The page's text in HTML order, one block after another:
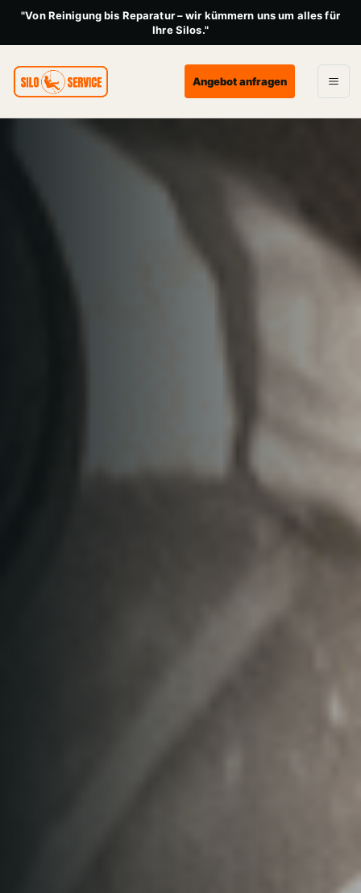
"Von Reinigung bis Reparatur – wir kümmern uns um alles für
Ihre Silos."
Angebot anfragen